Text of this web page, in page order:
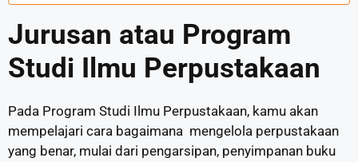
Jurusan atau Program
Studi Ilmu Perpustakaan
Pada Program Studi Ilmu Perpustakaan, kamu akan
mempelajari cara bagaimana mengelola perpustakaan
yang benar, mulai dari pengarsipan, penyimpanan buku